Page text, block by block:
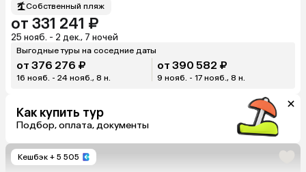
Собственный пляж
от 331 241 ₽
25 нояб. - 2 дек., 7 ночей
Выгодные туры на соседние даты
от 376 276 ₽
16 нояб. - 24 нояб., 8 н.
от 390 582 ₽
9 нояб. - 17 нояб., 8 н.
Как купить тур
Подбор, оплата, документы
Кешбэк + 5 505